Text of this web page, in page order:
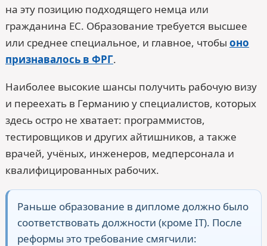
на эту позицию подходящего немца или
гражданина ЕС. Образование требуется высшее
или среднее специальное, и главное, чтобы оно
признавалось в ФРГ.
Наиболее высокие шансы получить рабочую визу
и переехать в Германию у специалистов, которых
здесь остро не хватает: программистов,
тестировщиков и других айтишников, а также
врачей, учёных, инженеров, медперсонала и
квалифицированных рабочих.
Раньше образование в дипломе должно было
соответствовать должности (кроме IT). После
реформы это требование смягчили: